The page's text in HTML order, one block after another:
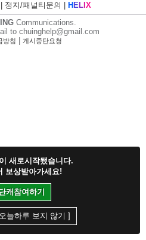
정지/패널티문의 H ELI X
Communications.
to chuinghelp@gmail.com
방침 게시중단요청
새로시작됐습니다.
보상받아가세요!
캐참여하기
늘하루 보지 않기 ]